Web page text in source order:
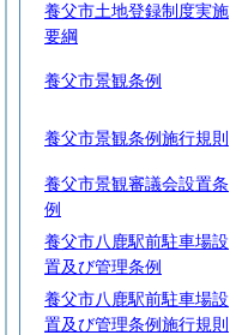
養父市土地登録制度実施
要綱
養父市景観条例
養父市景観条例施行規則
養父市景観審議会設置条
例
養父市八鹿駅前駐車場設
置及び管理条例
養父市八鹿駅前駐車場設
置及び管理条例施行規則